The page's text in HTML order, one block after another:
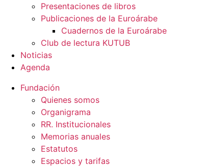
Presentaciones de libros
Publicaciones de la Euroárabe
Cuadernos de la Euroárabe
Club de lectura KUTUB
Noticias
Agenda
Fundación
Quienes somos
Organigrama
RR. Institucionales
Memorias anuales
Estatutos
Espacios y tarifas